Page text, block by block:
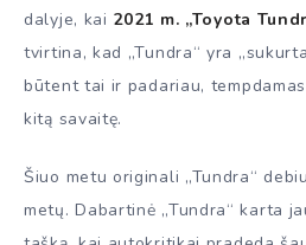
dalyje, kai 2021 m. „Toyota
tvirtina, kad „Tundra“ yra
būtent tai ir padariau,
kitą savaitę.
Šiuo metu originali „Tundra“
metų. Dabartinė „Tundra“ karta